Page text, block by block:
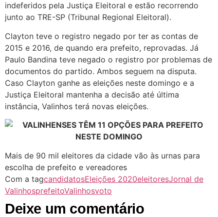
indeferidos pela Justiça Eleitoral e estão recorrendo
junto ao TRE-SP (Tribunal Regional Eleitoral).
Clayton teve o registro negado por ter as contas de
2015 e 2016, de quando era prefeito, reprovadas. Já
Paulo Bandina teve negado o registro por problemas de
documentos do partido. Ambos seguem na disputa.
Caso Clayton ganhe as eleições neste domingo e a
Justiça Eleitoral mantenha a decisão até última
instância, Valinhos terá novas eleições.
Mais de 90 mil eleitores da cidade vão às urnas para
escolha de prefeito e vereadores
Com a tagcandidatosEleições 2020eleitoresJornal de
ValinhosprefeitoValinhosvoto
Deixe um comentário